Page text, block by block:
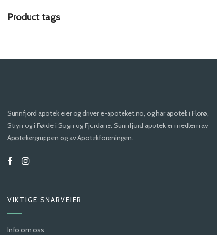
Product tags
Sunnfjord apotek eier og driver e-apoteket.no, og har apotek i Florø,
Stryn og i Førde i Sogn og Fjordane. Sunnfjord apotek er medlem av
Apotekergruppen og av Apotekforeningen.
VIKTIGE SNARVEIER
Info om oss